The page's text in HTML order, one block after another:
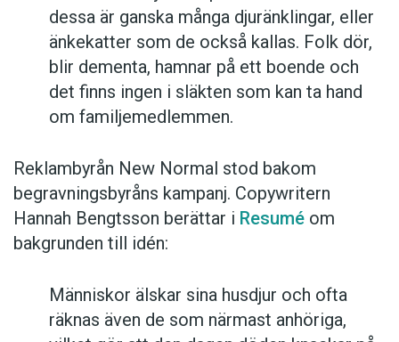
dessa är ganska många djuränklingar, eller
änkekatter som de också kallas. Folk dör,
blir dementa, hamnar på ett boende och
det finns ingen i släkten som kan ta hand
om familjemedlemmen.
Reklambyrån New Normal stod bakom
begravningsbyråns kampanj. Copywritern
Hannah Bengtsson berättar i Resumé om
bakgrunden till idén:
Människor älskar sina husdjur och ofta
räknas även de som närmast anhöriga,